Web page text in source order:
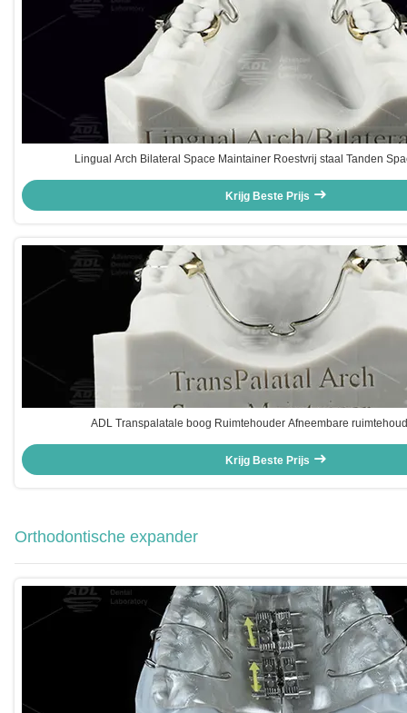
Lingual Arch Bilateral Space Maintainer Roestvrij staal Tanden
Krijg Beste Prijs
ADL Transpalatale boog Ruimtehouder Afneembare
Krijg Beste Prijs
Orthodontische expander